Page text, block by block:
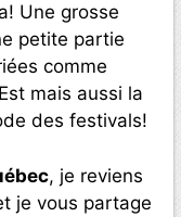
Une grosse
petite partie
comme
mais aussi la
des festivals!
, je reviens
je vous partage